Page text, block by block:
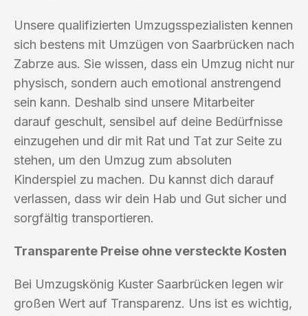
Unsere qualifizierten Umzugsspezialisten kennen
sich bestens mit Umzügen von Saarbrücken nach
Zabrze aus. Sie wissen, dass ein Umzug nicht nur
physisch, sondern auch emotional anstrengend
sein kann. Deshalb sind unsere Mitarbeiter
darauf geschult, sensibel auf deine Bedürfnisse
einzugehen und dir mit Rat und Tat zur Seite zu
stehen, um den Umzug zum absoluten
Kinderspiel zu machen. Du kannst dich darauf
verlassen, dass wir dein Hab und Gut sicher und
sorgfältig transportieren.
Transparente Preise ohne versteckte Kosten
Bei Umzugskönig Kuster Saarbrücken legen wir
großen Wert auf Transparenz. Uns ist es wichtig,